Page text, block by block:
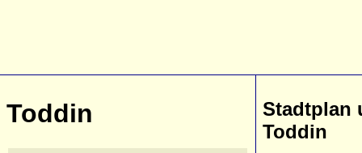
Toddin
Stadtplan
Toddin